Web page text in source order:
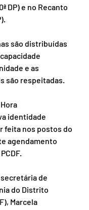
DP) e no Recanto
são distribuídas
e as
são respeitadas.
identidade
feita nos postos do
agendamento
de
do Distrito
Marcela